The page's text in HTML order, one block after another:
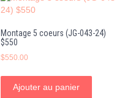
Montage 5 coeurs (JG-043-24)
$550
$550.00
Ajouter au panier